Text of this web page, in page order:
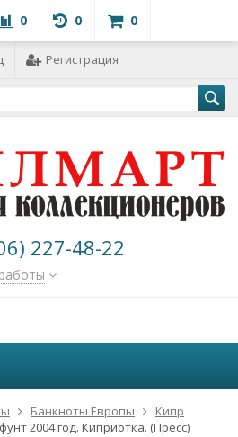
0 0 0
Регистрация
227-48-22
Банкноты Европы
Кипр
2004 год. Киприотка. (Пресс)